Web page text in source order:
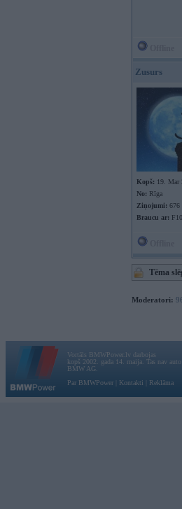
Zusurs
Kopš: 19. Mar
No: Rīga
Ziņojumi: 676
Braucu ar:
Tēma
Moderatori:
Vortāls BMWPower.lv darbojas
kopš 2002. gada 14. maija. Tas nav
BMW AG.
Par BMWPower
Kontakti Reklāma